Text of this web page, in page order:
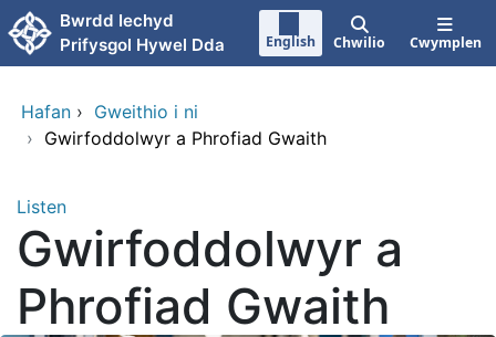
Neidio i'r prif gynnwy
Bwrdd Iechyd
Prifysgol Hywel Dda
English Chwilio Cwymplen
Hafan › Gweithio i ni
› Gwirfoddolwyr a Phrofiad Gwaith
Listen
Gwirfoddolwyr a
Phrofiad Gwaith